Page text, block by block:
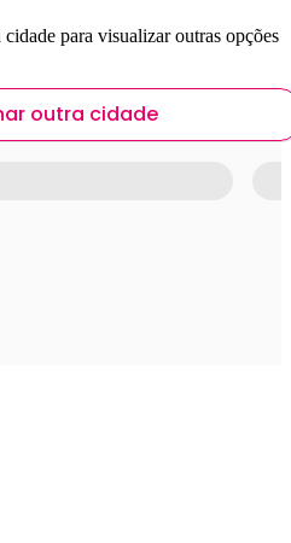
para visualizar outras opções
outra cidade